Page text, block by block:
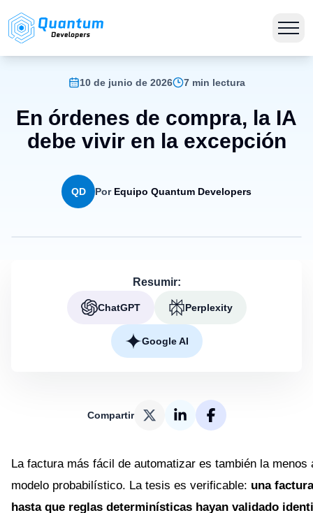
10 de junio de 2026 7 min lectura
En órdenes de compra, la IA
debe vivir en la excepción
QD Por Equipo Quantum Developers
Resumir:
ChatGPT Perplexity
Google AI
Compartir
La factura más fácil de automatizar es también la menos
modelo probabilístico. La tesis es verificable: una
hasta que reglas determinísticas hayan validado